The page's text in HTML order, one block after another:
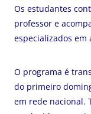
Os estudantes
professor e
especializados em
O programa é
do primeiro
em rede nacional.